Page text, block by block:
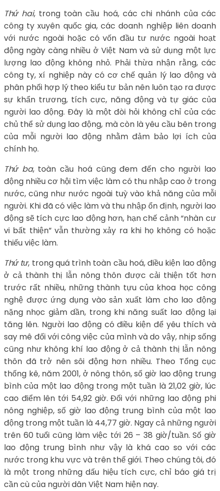
Thứ hai, trong toàn cầu hoá, các chi nhánh của các
công ty xuyên quốc gia, các doanh nghiệp liên doanh
với nước ngoài hoặc có vốn đầu tư nước ngoài hoạt
động ngày càng nhiều ở Việt Nam và sử dụng một lực
lượng lao động không nhỏ. Phải thừa nhận rằng, các
công ty, xí nghiệp này có cơ chế quản lý lao động và
phân phối hợp lý theo kiểu tư bản nên luôn tạo ra được
sự khẩn trương, tích cực, năng động và tự giác của
người lao động. Đây là một đòi hỏi không chỉ của các
chủ thể sử dụng lao động, mà còn là yêu cầu bên trong
của mỗi người lao động nhằm đảm bảo lợi ích của
chính họ.
Thứ ba, toàn cầu hoá cũng đem đến cho người lao
động nhiều cơ hội tìm việc làm có thu nhập cao ở trong
nước, cũng như nước ngoài tuỳ vào khả năng của mỗi
người. Khi đã có việc làm và thu nhập ổn định, người lao
động sẽ tích cực lao động hơn, hạn chế cảnh “nhàn cư
vi bất thiện” vẫn thường xảy ra khi họ không có hoặc
thiếu việc làm.
Thứ tư, trong quá trình toàn cầu hoá, điều kiện lao động
ở cả thành thị lẫn nông thôn được cải thiện tốt hơn
trước rất nhiều, những thành tựu của khoa học công
nghệ được ứng dụng vào sản xuất làm cho lao động
nặng nhọc giảm dần, trong khi năng suất lao động lại
tăng lên. Người lao động có điều kiện để yêu thích và
say mê đối với công việc của mình và do vậy, nhịp sống
cũng như không khí lao động ở cả thành thị lẫn nông
thôn đã trở nên sôi động hơn nhiều. Theo Tổng cục
thống kê, năm 2001, ở nông thôn, số giờ lao động trung
bình của một lao động trong một tuần là 21,02 giờ, lúc
cao điểm lên tới 54,92 giờ. Đối với những lao động phi
nông nghiệp, số giờ lao động trung bình của một lao
động trong một tuần là 44,77 giờ. Ngay cả những người
trên 60 tuổi cũng làm việc tới 26 – 38 giờ/tuần. Số giờ
lao động trung bình như vậy là khá cao so với các
nước trong khu vực và trên thế giới. Theo chúng tôi, đó
là một trong những dấu hiệu tích cực, chỉ báo giá trị
cần cù của người dân Việt Nam hiện nay.